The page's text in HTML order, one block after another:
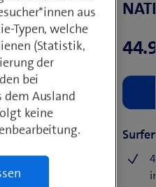
surfen
SMS pro Monat
aus
Typen, welche
(Statistik,
der
bei
dem Ausland
keine